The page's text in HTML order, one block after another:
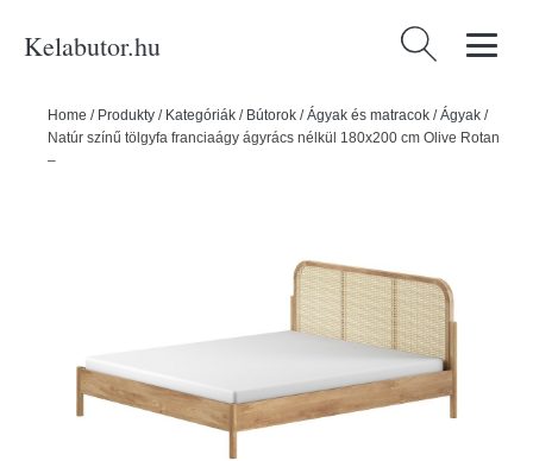
Kelabutor.hu Keresés:
Home / Produkty / Kategóriák / Bútorok /Ágyak és matracok /Ágyak /
Natúr színű tölgyfa franciaágy ágyrács nélkül 180x200 cm Olive Rotan
– Vipack